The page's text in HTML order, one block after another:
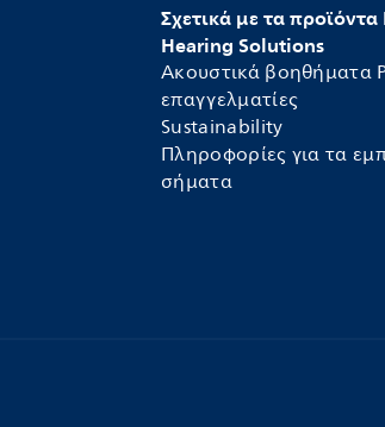
Σχετικά με τα
Hearing Solutions
Ακουστικά βοηθήματα
επαγγελματίες
Sustainability
Πληροφορίες για τα
σήματα